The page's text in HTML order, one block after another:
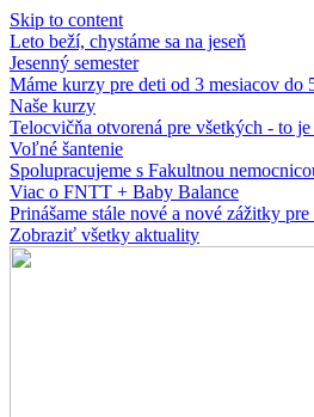
Skip to content
Leto beží, chystáme sa na jeseň
Jesenný semester
Máme kurzy pre deti od 3 mesiacov do
Naše kurzy
Telocvičňa otvorená pre všetkých - to
Voľné šantenie
Spolupracujeme s Fakultnou
Viac o FNTT + Baby Balance
Prinášame stále nové a nové zážitky
Zobraziť všetky aktuality